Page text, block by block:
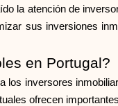
la atención de
sus inversiones
en Portugal?
los inversores
ofrecen